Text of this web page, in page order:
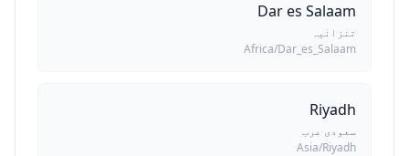
Dar es Salaam
تنزانیہ
Africa/Dar_es_Salaam
Riyadh
سعودی عرب
Asia/Riyadh